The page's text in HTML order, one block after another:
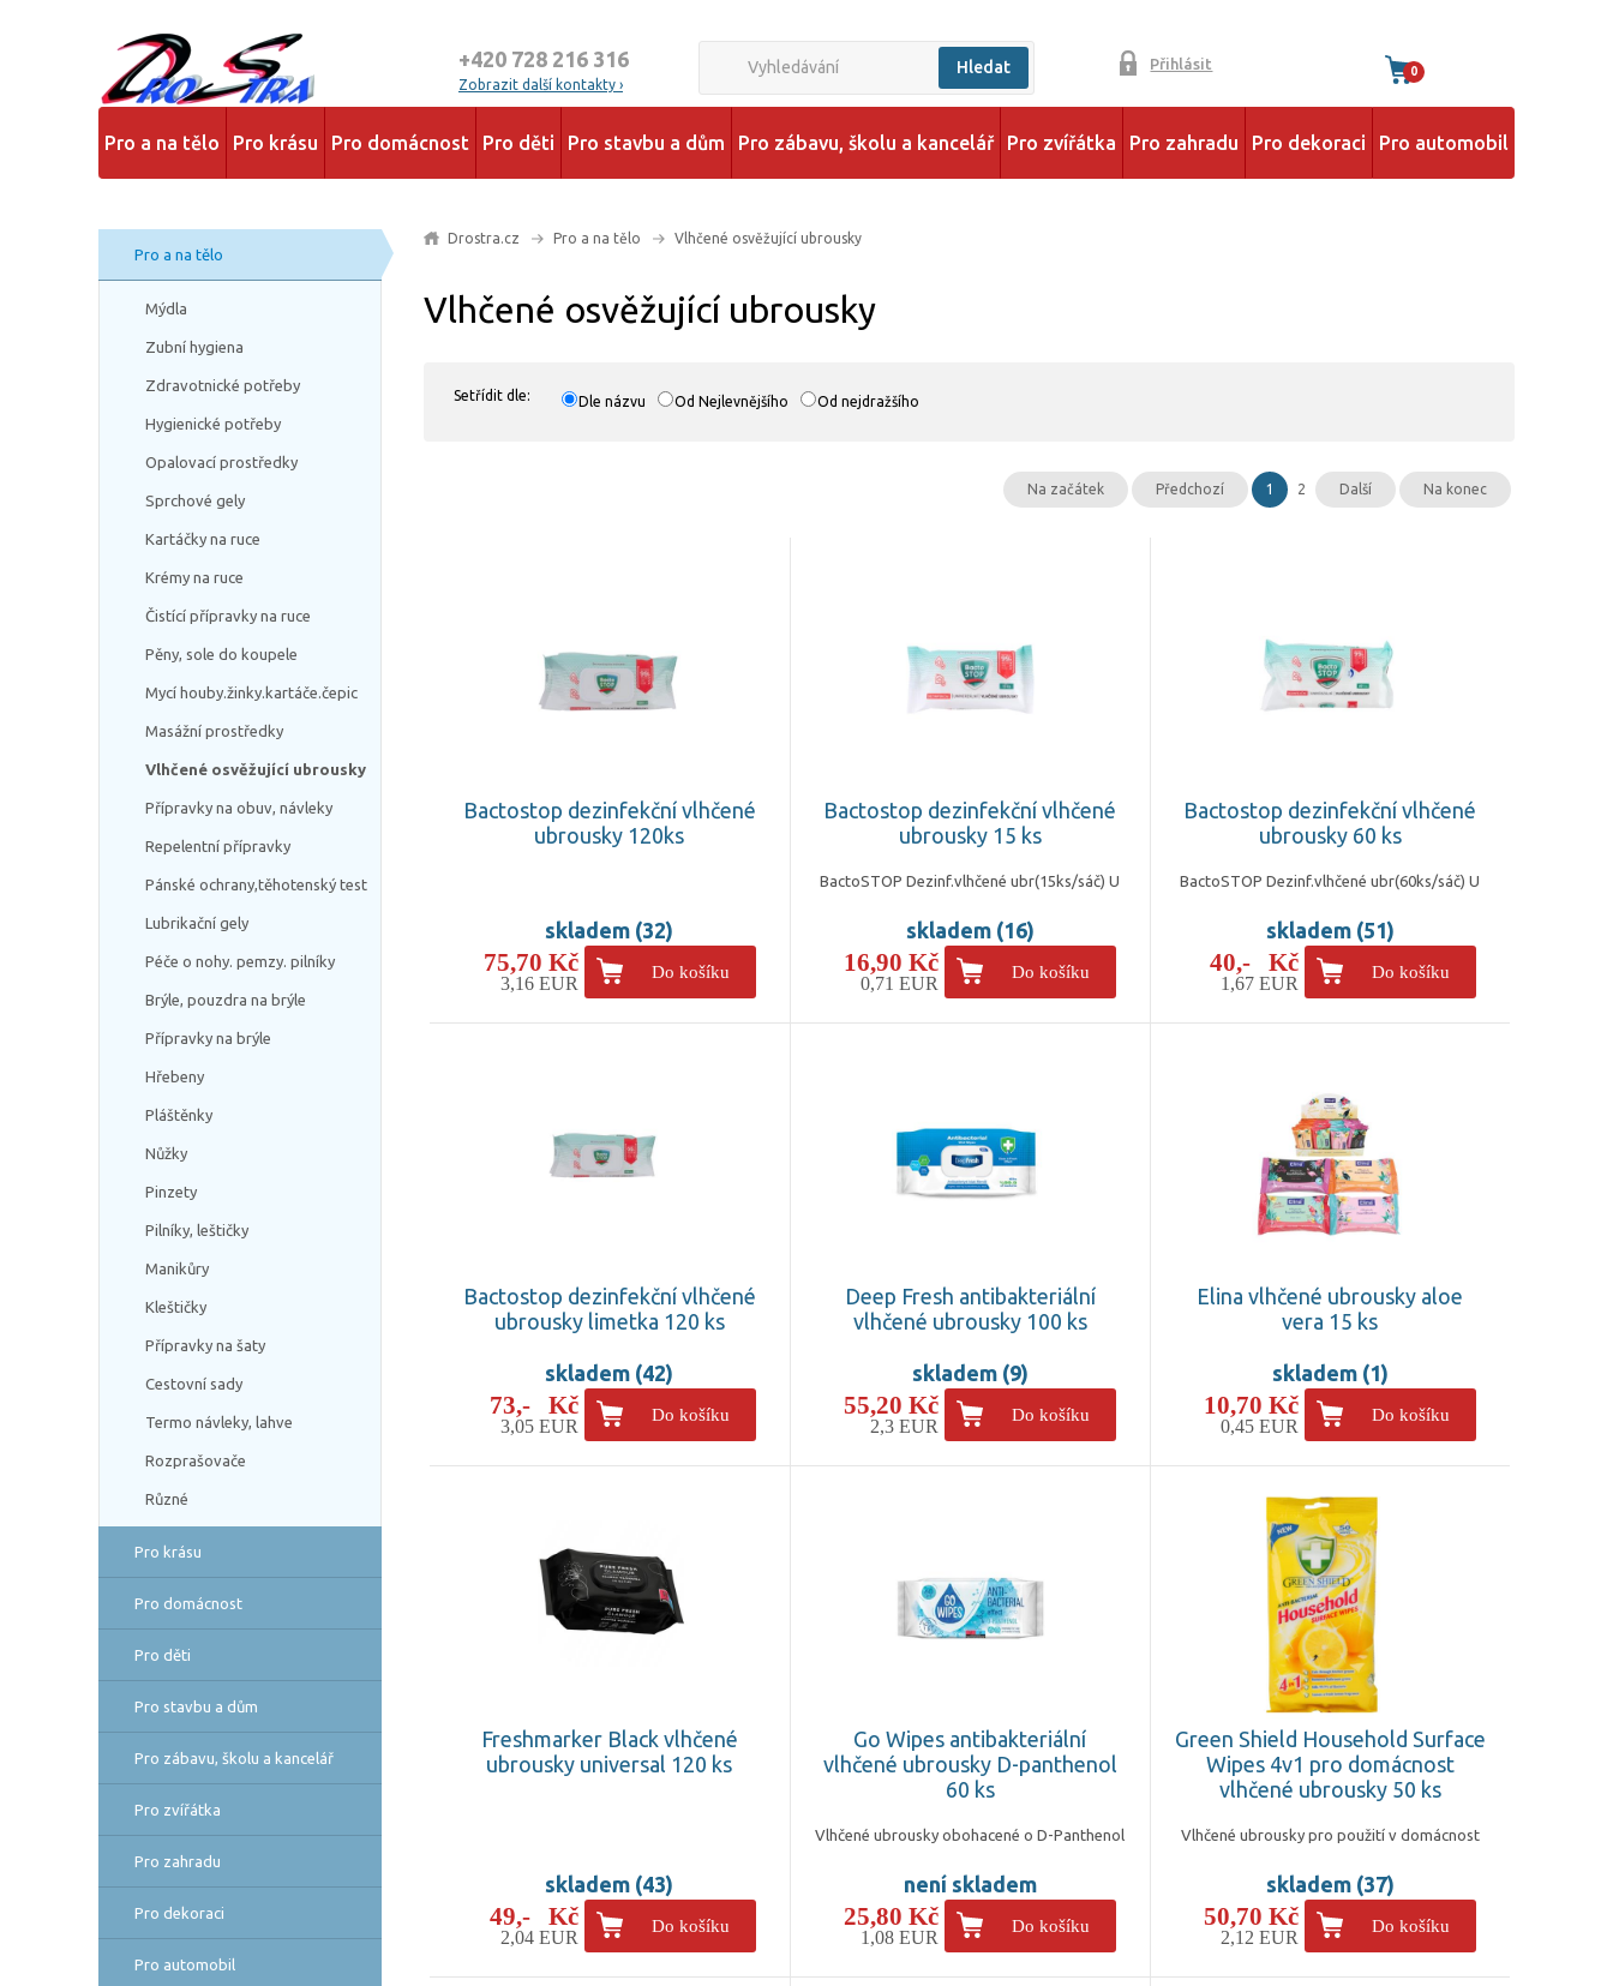
+420 728 216 316
Zobrazit další kontakty ›
Hledat Přihlásit 0
Pro a na tělo Pro krásu Pro domácnost Pro děti Pro stavbu a dům Pro zábavu, školu a kancelář Pro zvířátka Pro zahradu Pro dekoraci Pro automobil
Pro a na tělo
Mýdla
Zubní hygiena
Zdravotnické potřeby
Hygienické potřeby
Opalovací prostředky
Sprchové gely
Kartáčky na ruce
Krémy na ruce
Čistící přípravky na ruce
Pěny, sole do koupele
Mycí houby.žinky.kartáče.čepic
Masážní prostředky
Vlhčené osvěžující ubrousky
Přípravky na obuv, návleky
Repelentní přípravky
Pánské ochrany,těhotenský test
Lubrikační gely
Péče o nohy. pemzy. pilníky
Brýle, pouzdra na brýle
Přípravky na brýle
Hřebeny
Pláštěnky
Nůžky
Pinzety
Pilníky, leštičky
Manikůry
Kleštičky
Přípravky na šaty
Cestovní sady
Termo návleky, lahve
Rozprašovače
Různé
Pro krásu
Pro domácnost
Pro děti
Pro stavbu a dům
Pro zábavu, školu a kancelář
Pro zvířátka
Pro zahradu
Pro dekoraci
Pro automobil
Drostra.cz Pro a na tělo Vlhčené osvěžující ubrousky
Vlhčené osvěžující ubrousky
Setřídit dle: Dle názvu Od Nejlevnějšího Od nejdražšího
Na začátek Předchozí 1 2 Další Na konec
Bactostop dezinfekční vlhčené
ubrousky 120ks
skladem (32)
75,70 Kč
3,16 EUR
Do košíku
Bactostop dezinfekční vlhčené
ubrousky 15 ks
BactoSTOP Dezinf.vlhčené ubr(15ks/sáč) U
skladem (16)
16,90 Kč
0,71 EUR
Do košíku
Bactostop dezinfekční vlhčené
ubrousky 60 ks
BactoSTOP Dezinf.vlhčené ubr(60ks/sáč) U
skladem (51)
40,- Kč
1,67 EUR
Do košíku
Bactostop dezinfekční vlhčené
ubrousky limetka 120 ks
skladem (42)
73,- Kč
3,05 EUR
Do košíku
Deep Fresh antibakteriální
vlhčené ubrousky 100 ks
skladem (9)
55,20 Kč
2,3 EUR
Do košíku
Elina vlhčené ubrousky aloe
vera 15 ks
skladem (1)
10,70 Kč
0,45 EUR
Do košíku
Freshmarker Black vlhčené
ubrousky universal 120 ks
skladem (43)
49,- Kč
2,04 EUR
Do košíku
Go Wipes antibakteriální
vlhčené ubrousky D-panthenol
60 ks
Vlhčené ubrousky obohacené o D-Panthenol
není skladem
25,80 Kč
1,08 EUR
Do košíku
Green Shield Household Surface
Wipes 4v1 pro domácnost
vlhčené ubrousky 50 ks
Vlhčené ubrousky pro použití v domácnost
skladem (37)
50,70 Kč
2,12 EUR
Do košíku